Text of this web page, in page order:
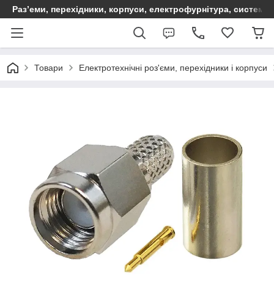
Раз’еми, перехідники, корпуси, електрофурнітура,
Товари Електротехнічні роз'єми, перехідники і корпуси